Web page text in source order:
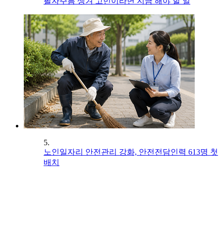
5.
노인일자리 안전관리 강화, 안전전담인력 613명 첫
배치